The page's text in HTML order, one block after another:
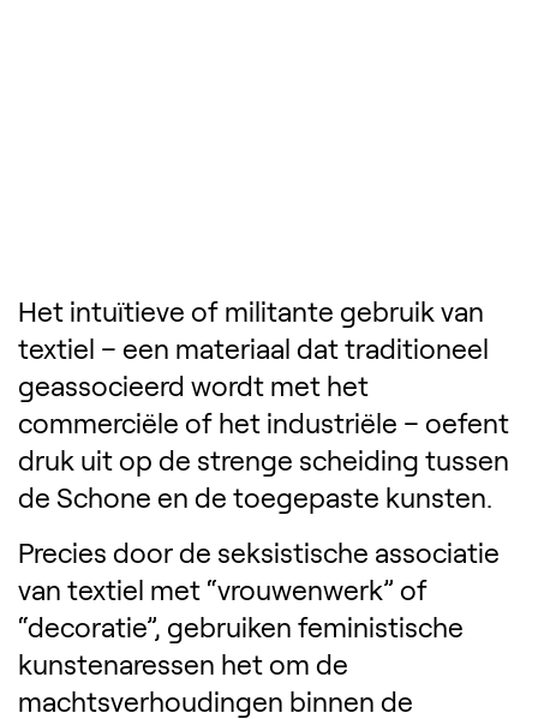
Het intuïtieve of militante gebruik van
textiel – een materiaal dat traditioneel
geassocieerd wordt met het
commerciële of het industriële – oefent
druk uit op de strenge scheiding tussen
de Schone en de toegepaste kunsten.
Precies door de seksistische associatie
van textiel met “vrouwenwerk” of
“decoratie”, gebruiken feministische
kunstenaressen het om de
machtsverhoudingen binnen de